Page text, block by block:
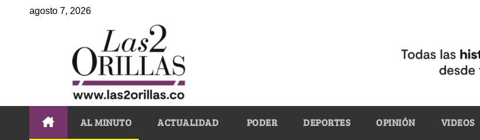
agosto 7, 2026
AL MINUTO ACTUALIDAD PODER DEPORTES OPINIÓN VIDEOS